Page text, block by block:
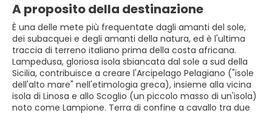
A proposito della destinazione
È una delle mete più frequentate dagli amanti del sole,
dei subacquei e degli amanti della natura, ed è l'ultima
traccia di terreno italiano prima della costa africana.
Lampedusa, gloriosa isola sbiancata dal sole a sud della
Sicilia, contribuisce a creare l'Arcipelago Pelagiano ("isole
dell'alto mare" nell'etimologia greca), insieme alla vicina
isola di Linosa e allo Scoglio (un piccolo masso di un'isola)
noto come Lampione. Terra di confine a cavallo tra due